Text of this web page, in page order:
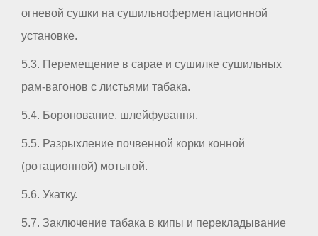
огневой сушки на сушильноферментационной
установке.
5.3. Перемещение в сарае и сушилке сушильных
рам-вагонов с листьями табака.
5.4. Боронование, шлейфування.
5.5. Разрыхление почвенной корки конной
(ротационной) мотыгой.
5.6. Укатку.
5.7. Заключение табака в кипы и перекладывание